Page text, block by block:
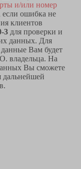
и/или номер
если ошибка не
клиентов
3 для проверки и
данных. Для
Вам будет
владельца. На
Вы сможете
дальнейшей